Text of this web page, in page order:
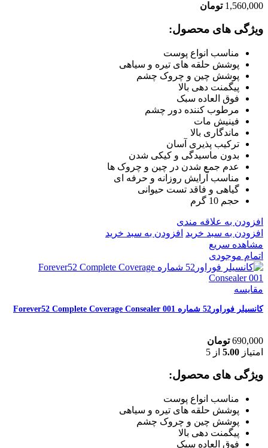
1,560,000 تومان
ویژگی های محصول:
مناسب انواع پوست
پوشش حلقه های تیره و سیاهی
پوشش چین و چروک چشم
پیگمنت دهی بالا
فوق العاده سبک
مرطوب کننده دور چشم
فینیش مات
ماندگاری بالا
ترکیب پذیری آسان
بدون ماسیدگی و کیکی شدن
عدم جمع شدن در چین و چروک ها
مناسب آرایش روزانه و حرفه ای
گیاهی و فاقد تست حیوانی
حجم 10 گرم
افزودن به علاقه مندی
افزودن به سبد خرید افزودن به سبد خرید
مشاهده سریع
اتمام موجودی
مقایسه
کانسیلر فوراور52 شماره Forever52 Complete Coverage Consealer 001
690,000 تومان
امتیاز 5.00 از 5
ویژگی های محصول:
مناسب انواع پوست
پوشش حلقه های تیره و سیاهی
پوشش چین و چروک چشم
پیگمنت دهی بالا
فوق العاده سبک